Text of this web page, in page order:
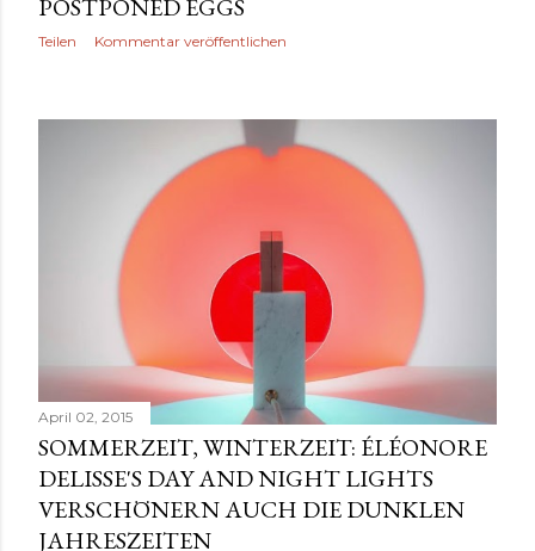
POSTPONED EGGS
Teilen Kommentar veröffentlichen
April 02, 2015
SOMMERZEIT, WINTERZEIT: ÉLÉONORE
DELISSE'S DAY AND NIGHT LIGHTS
VERSCHÖNERN AUCH DIE DUNKLEN
JAHRESZEITEN